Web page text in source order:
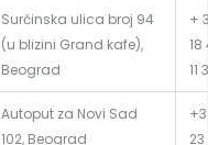
Surčinska ulica broj 94
(u blizini Grand kafe),
Beograd
+
18
11
Autoput za Novi Sad
102, Beograd
23